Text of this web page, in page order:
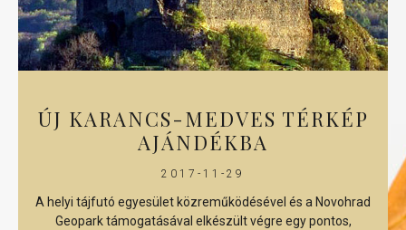
ÚJ KARANCS-MEDVES TÉRKÉP
AJÁNDÉKBA
2017-11-29
A helyi tájfutó egyesület közreműködésével és a Novohrad
Geopark támogatásával elkészült végre egy pontos,